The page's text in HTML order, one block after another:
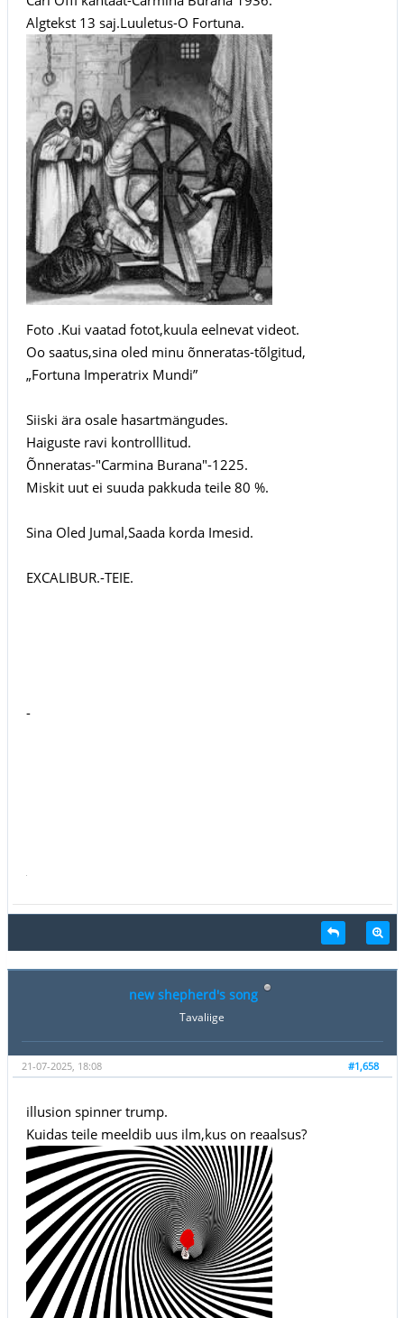
Algtekst 13 saj.Luuletus-O Fortuna.
Foto .Kui vaatad fotot,kuula eelnevat videot.
Oo saatus,sina oled minu õnneratas-tõlgitud,
„Fortuna Imperatrix Mundi”
Siiski ära osale hasartmängudes.
Haiguste ravi kontrolllitud.
Õnneratas-"Carmina Burana"-1225.
Miskit uut ei suuda pakkuda teile 80 %.
Sina Oled Jumal,Saada korda Imesid.
EXCALIBUR.-TEIE.
-
new shepherd's song
Tavaliige
#1,658
21-07-2025, 18:08
illusion spinner trump.
Kuidas teile meeldib uus ilm,kus on reaalsus?